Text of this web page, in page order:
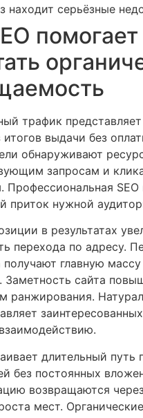
находит серьёзные
помогает
трафик
итогов выдачи без
обнаруживают
запросам и
Профессиональная SEO
приток нужной
в результатах
перехода по адресу.
получают главную
Заметность сайта
ранжирования.
длительный путь
без постоянных
возвращаются
мест.